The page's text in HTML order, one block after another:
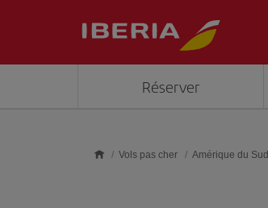
Réserver
Vols pas cher Amérique du Sud